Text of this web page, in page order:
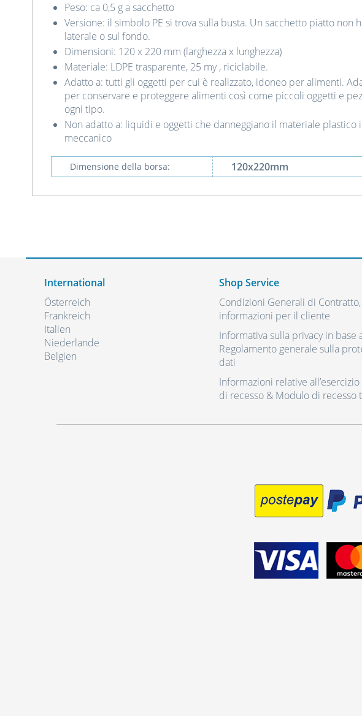
Peso: ca 0,5 g a sacchetto
Versione: il simbolo PE si trova sulla busta. Un sacchetto piatto non
laterale o sul fondo.
Dimensioni: 120 x 220 mm (larghezza x lunghezza)
Materiale: LDPE trasparente, 25 my , riciclabile.
Adatto a: tutti gli oggetti per cui è realizzato, idoneo per alimenti.
per conservare e proteggere alimenti così come piccoli oggetti e
ogni tipo.
Non adatto a: liquidi e oggetti che danneggiano il materiale plastico
meccanico
Dimensione della borsa: 120x220mm
International
Österreich
Frankreich
Italien
Niederlande
Belgien
Shop Service
Condizioni Generali di Contratto,
informazioni per il cliente
Informativa sulla privacy in base
Regolamento generale sulla
dati
Informazioni relative
di recesso & Modulo di recesso